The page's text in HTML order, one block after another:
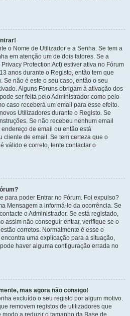
o Nome de Utilizador e a Senha. Se tem a
em atenção um de dois fatores. Se a
Protection Act) estiver ativa no Fórum
anos durante o Registo, então tem que
Se não é este o seu caso, então o seu
Alguns Fóruns obrigam à ativação dos
ser feita pelo Administrador como pelo
caso receberá um email para esse efeito.
Utilizadores durante o Registo. Se
Se não recebeu nenhum email
de email ou então está
cliente de email. Se tem certeza que o
válido e correto, tente contactar o
para poder Entrar no Fórum. Foi expulso?
Mensagem a informá-lo da ocorrência. Se
o Administrador. Se está registado,
assim não conseguir entrar, verifique se o
corretos. Normalmente é esse o
uma explicação para a situação,
haver alguma configuração errada no
mas agora não consigo!
excluído o seu registo por algum motivo.
removem registos de utilizadores que
a reduzir o tamanho da Base de